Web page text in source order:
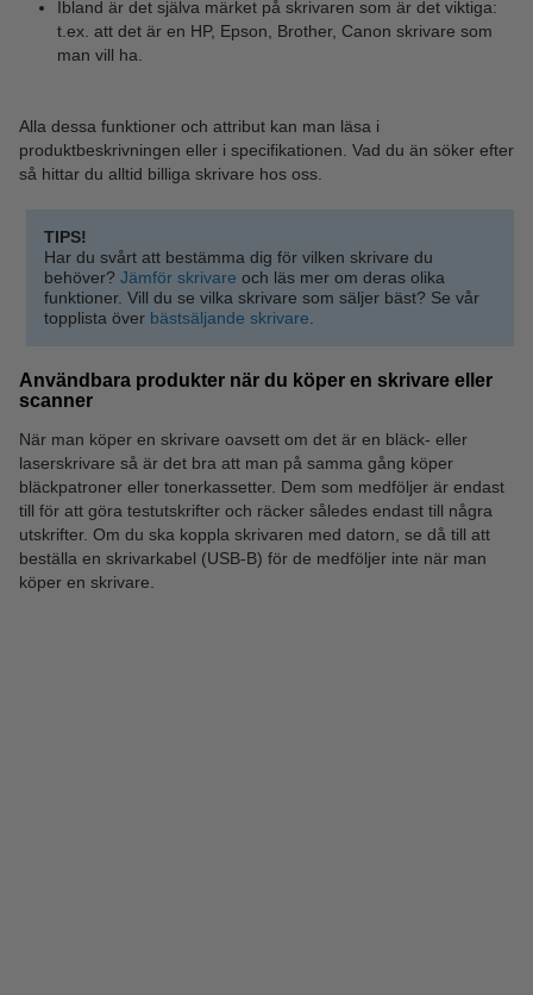
Ibland är det själva märket på skrivaren som är det viktiga:
t.ex. att det är en HP, Epson, Brother, Canon skrivare som
man vill ha.
Alla dessa funktioner och attribut kan man läsa i
produktbeskrivningen eller i specifikationen. Vad du än söker efter
så hittar du alltid billiga skrivare hos oss.
TIPS!
Har du svårt att bestämma dig för vilken skrivare du
behöver? Jämför skrivare och läs mer om deras olika
funktioner. Vill du se vilka skrivare som säljer bäst? Se vår
topplista över bästsäljande skrivare
Användbara produkter när du köper en skrivare eller
scanner
När man köper en skrivare oavsett om det är en bläck- eller
laserskrivare så är det bra att man på samma gång köper
bläckpatroner eller tonerkassetter. Dem som medföljer är endast
till för att göra testutskrifter och räcker således endast till några
utskrifter. Om du ska koppla skrivaren med datorn, se då till att
beställa en skrivarkabel (USB-B) för de medföljer inte när man
köper en skrivare.